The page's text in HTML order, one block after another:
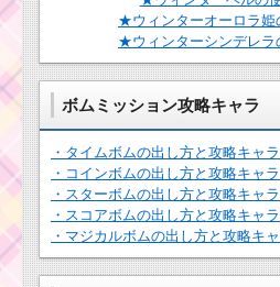
★ウィンターオーロラ姫
★ウィンターシンデレラ
ボムミッション攻略キャラ
・タイムボムの出し方と攻略キャラ
・コインボムの出し方と攻略キャラ
・スターボムの出し方と攻略キャラ
・スコアボムの出し方と攻略キャラ
・マジカルボムの出し方と攻略キ